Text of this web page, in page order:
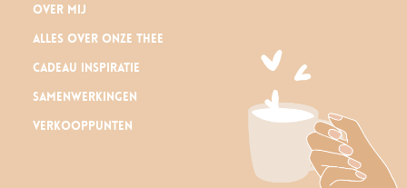
Over mij
Alles over onze thee
Cadeau inspiratie
Samenwerkingen
Verkooppunten